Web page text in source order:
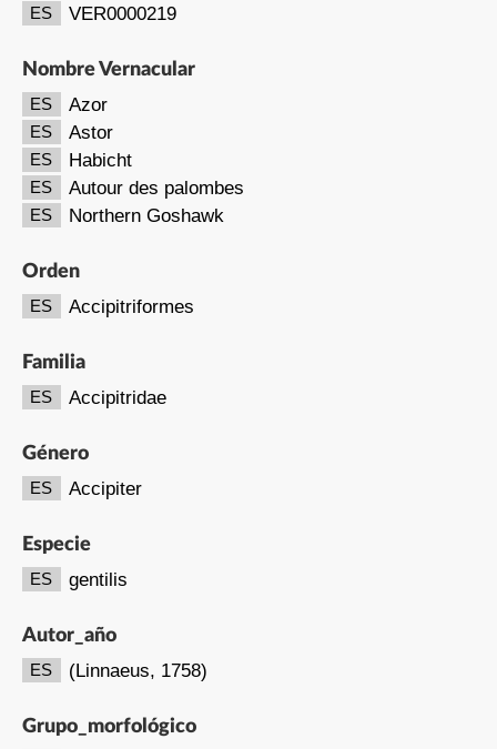
ES VER0000219
Nombre Vernacular
ES Azor
ES Astor
ES Habicht
ES Autour des palombes
ES Northern Goshawk
Orden
ES Accipitriformes
Familia
ES Accipitridae
Género
ES Accipiter
Especie
ES gentilis
Autor_año
ES (Linnaeus, 1758)
Grupo_morfológico